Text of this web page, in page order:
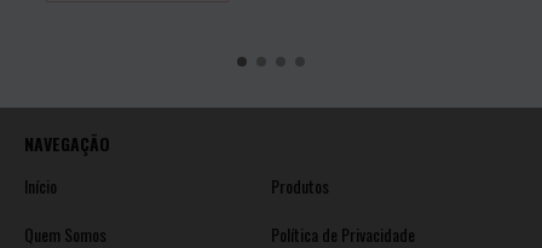
NAVEGAÇÃO
Início
Produtos
Quem Somos
Política de Privacidade